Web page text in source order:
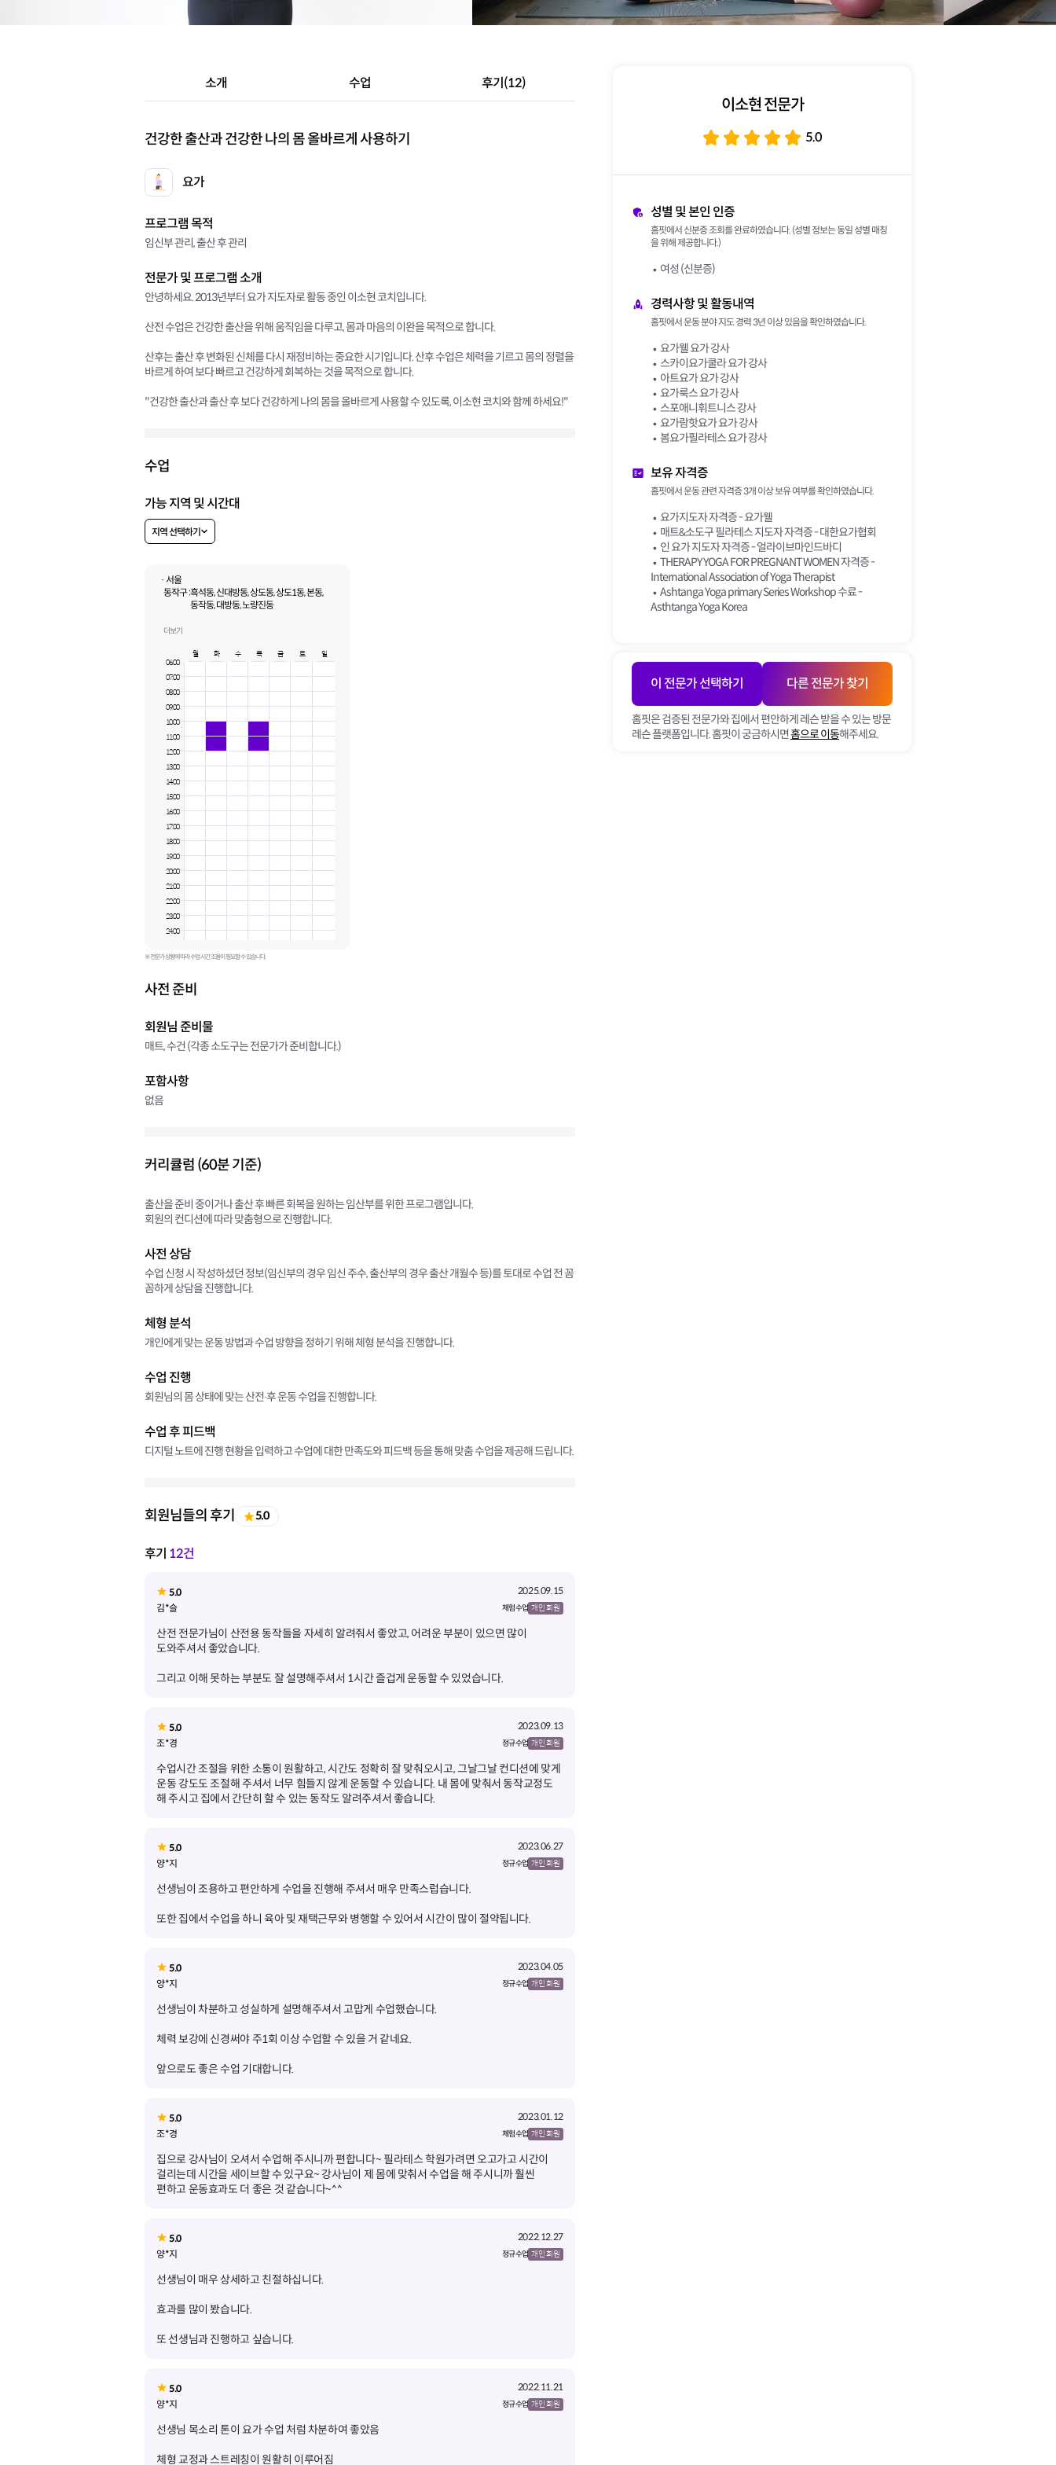
소개 수업 후기(12)
건강한 출산과 건강한 나의 몸 올바르게 사용하기
요가
프로그램 목적
임신부 관리, 출산 후 관리
전문가 및 프로그램 소개
안녕하세요. 2013년부터 요가 지도자로 활동 중인 이소현 코치입니다.
산전 수업은 건강한 출산을 위해 움직임을 다루고, 몸과 마음의 이완을 목적으로 합니다.
산후는 출산 후 변화된 신체를 다시 재정비하는 중요한 시기입니다. 산후 수업은 체력을 기르고 몸의 정렬을
바르게 하여 보다 빠르고 건강하게 회복하는 것을 목적으로 합니다.
"건강한 출산과 출산 후 보다 건강하게 나의 몸을 올바르게 사용할 수 있도록, 이소현 코치와 함께 하세요!"
수업
가능 지역 및 시간대
지역 선택하기
· 서울
동작구 :흑석동, 신대방동, 상도동, 상도1동, 본동,
동작동, 대방동, 노량진동
마포구 :
더보기
월 화 수 목 금 토
일
06:00
07:00
08:00
09:00
10:00
11:00
12:00
13:00
14:00
15:00
16:00
17:00
18:00
19:00
20:00
21:00
22:00
23:00
24:00
※ 전문가 상황에 따라 수업 시간 조율이 필요할 수 있습니다.
사전 준비
회원님 준비물
매트, 수건 (각종 소도구는 전문가가 준비합니다.)
포함사항
없음
커리큘럼 (60분 기준)
출산을 준비 중이거나 출산 후 빠른 회복을 원하는 임산부를 위한 프로그램입니다.
회원의 컨디션에 따라 맞춤형으로 진행합니다.
사전 상담
수업 신청 시 작성하셨던 정보(임신부의 경우 임신 주수, 출산부의 경우 출산 개월수 등)를 토대로 수업 전 꼼
꼼하게 상담을 진행합니다.
체형 분석
개인에게 맞는 운동 방법과 수업 방향을 정하기 위해 체형 분석을 진행합니다.
수업 진행
회원님의 몸 상태에 맞는 산전∙후 운동 수업을 진행합니다.
수업 후 피드백
디지털 노트에 진행 현황을 입력하고 수업에 대한 만족도와 피드백 등을 통해 맞춤 수업을 제공해 드립니다.
회원님들의 후기 5.0
후기 12건
5.0
2025.09.15
김*슬
체험 수업 개인 회원
산전 전문가님이 산전용 동작들을 자세히 알려줘서 좋았고, 어려운 부분이 있으면 많이
그리고 이해 못하는 부분도 잘 설명해주셔서 1시간 즐겁게 운동할 수 있었습니다.
5.0
2023.09.13
조*경
정규 수업 개인 회원
수업시간 조절을 위한 소통이 원활하고, 시간도 정확히 잘 맞춰오시고, 그날그날 컨디션에 맞게
운동 강도도 조절해 주셔서 너무 힘들지 않게 운동할 수 있습니다. 내 몸에 맞춰서 동작교정도
해 주시고 집에서 간단히 할 수 있는 동작도 알려주셔서 좋습니다.
5.0
2023.06.27
양*지
정규 수업 개인 회원
또한 집에서 수업을 하니 육아 및 재택근무와 병행할 수 있어서 시간이 많이 절약됩니다.
5.0
2023.04.05
양*지
정규 수업 개인 회원
앞으로도 좋은 수업 기대합니다.
5.0
2023.01.12
조*경
체험 수업 개인 회원
집으로 강사님이 오셔서 수업해 주시니까 편합니다~ 필라테스 학원가려면 오고가고 시간이
걸리는데 시간을 세이브할 수 있구요~ 강사님이 제 몸에 맞춰서 수업을 해 주시니까 훨씬
편하고 운동효과도 더 좋은 것 같습니다~^^
5.0
2022.12.27
양*지
정규 수업 개인 회원
또 선생님과 진행하고 싶습니다.
5.0
2022.11.21
양*지
정규 수업 개인 회원
이소현 전문가
5.0
성별 및 본인 인증
홈핏에서 신분증 조회를 완료하였습니다. (성별 정보는 동일 성별 매칭
을 위해 제공합니다.)
여성 (신분증)
경력사항 및 활동내역
홈핏에서 운동 분야 지도 경력 3년 이상 있음을 확인하였습니다.
요가웰 요가 강사
스카이요가쿨라 요가 강사
아트요가 요가 강사
요가룩스 요가 강사
스포애니휘트니스 강사
요가람핫요가 요가 강사
봄요가필라테스 요가 강사
보유 자격증
홈핏에서 운동 관련 자격증 3개 이상 보유 여부를 확인하였습니다.
요가지도자 자격증 - 요가웰
매트&소도구 필라테스 지도자 자격증 - 대한요가협회
인 요가 지도자 자격증 - 얼라이브마인드바디
THERAPY YOGA FOR PREGNANT WOMEN 자격증 -
International Association of Yoga Therapist
Ashtanga Yoga primary Series Workshop 수료 -
Asthtanga Yoga Korea
이 전문가 선택하기 다른 전문가 찾기
홈핏은 검증된 전문가와 집에서 편안하게 레슨 받을 수 있는 방문
레슨 플랫폼입니다. 홈핏이 궁금하시면홈으로 이동해주세요.